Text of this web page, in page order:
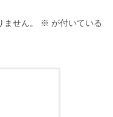
せん。 ※ が付いている